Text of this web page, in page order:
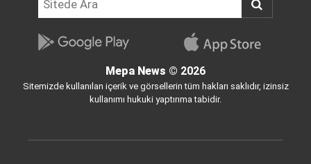
Mepa News © 2026
Sitemizde kullanılan içerik ve görsellerin tüm hakları saklıdır, izinsiz
kullanımı hukuki yaptırıma tabidir.